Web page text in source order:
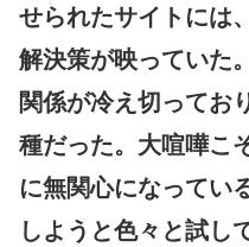
せられたサイトには
解決策が映っていた
関係が冷え切ってお
種だった。大喧嘩こ
に無関心になってい
しようと色々と試し